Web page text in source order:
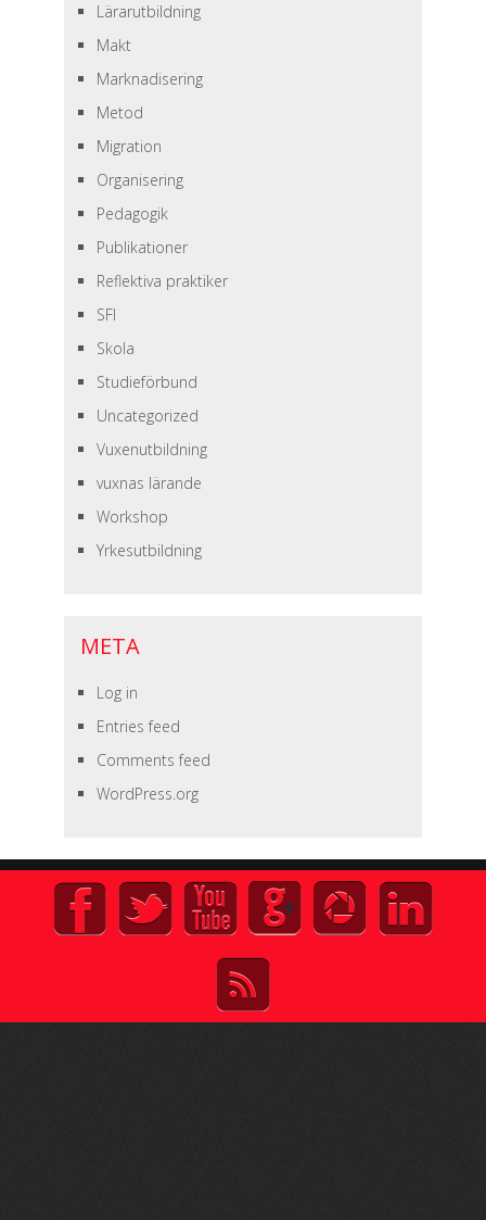
Lärarutbildning
Makt
Marknadisering
Metod
Migration
Organisering
Pedagogik
Publikationer
Reflektiva praktiker
SFI
Skola
Studieförbund
Uncategorized
Vuxenutbildning
vuxnas lärande
Workshop
Yrkesutbildning
META
Log in
Entries feed
Comments feed
WordPress.org